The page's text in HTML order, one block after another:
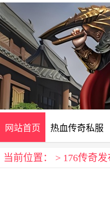
网站首页 热血传奇私服
当前位置： > 176传奇发